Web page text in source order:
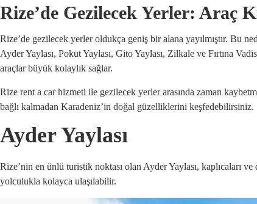
Rize’de Gezilecek Yerler: Araç
Rize’de gezilecek yerler oldukça geniş bir alana yayılmıştır. Bu
Ayder Yaylası, Pokut Yaylası, Gito Yaylası, Zilkale ve Fırtına
araçlar büyük kolaylık sağlar.
Rize rent a car hizmeti ile gezilecek yerler arasında zaman
bağlı kalmadan Karadeniz’in doğal güzelliklerini keşfedebilirsiniz.
Ayder Yaylası
Rize’nin en ünlü turistik noktası olan Ayder Yaylası, kaplıcaları
yolculukla kolayca ulaşılabilir.